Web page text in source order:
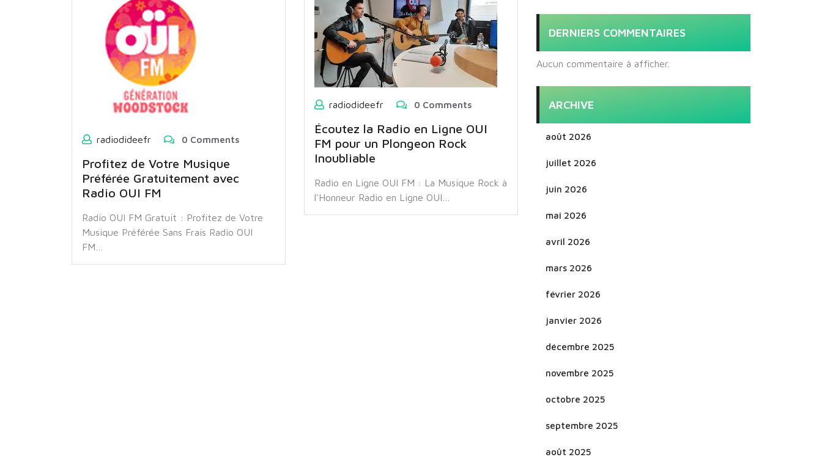
radiodideefr 0 Comments
Profitez de Votre Musique
Préférée Gratuitement avec
Radio OUI FM
Radio OUI FM Gratuit : Profitez de Votre
Musique Préférée Sans Frais Radio OUI
FM…
radiodideefr 0 Comments
Écoutez la Radio en Ligne OUI
FM pour un Plongeon Rock
Inoubliable
Radio en Ligne OUI FM : La Musique Rock à
l'Honneur Radio en Ligne OUI…
DERNIERS COMMENTAIRES
Aucun commentaire à afficher.
ARCHIVE
août 2026
juillet 2026
juin 2026
mai 2026
avril 2026
mars 2026
février 2026
janvier 2026
décembre 2025
novembre 2025
octobre 2025
septembre 2025
août 2025